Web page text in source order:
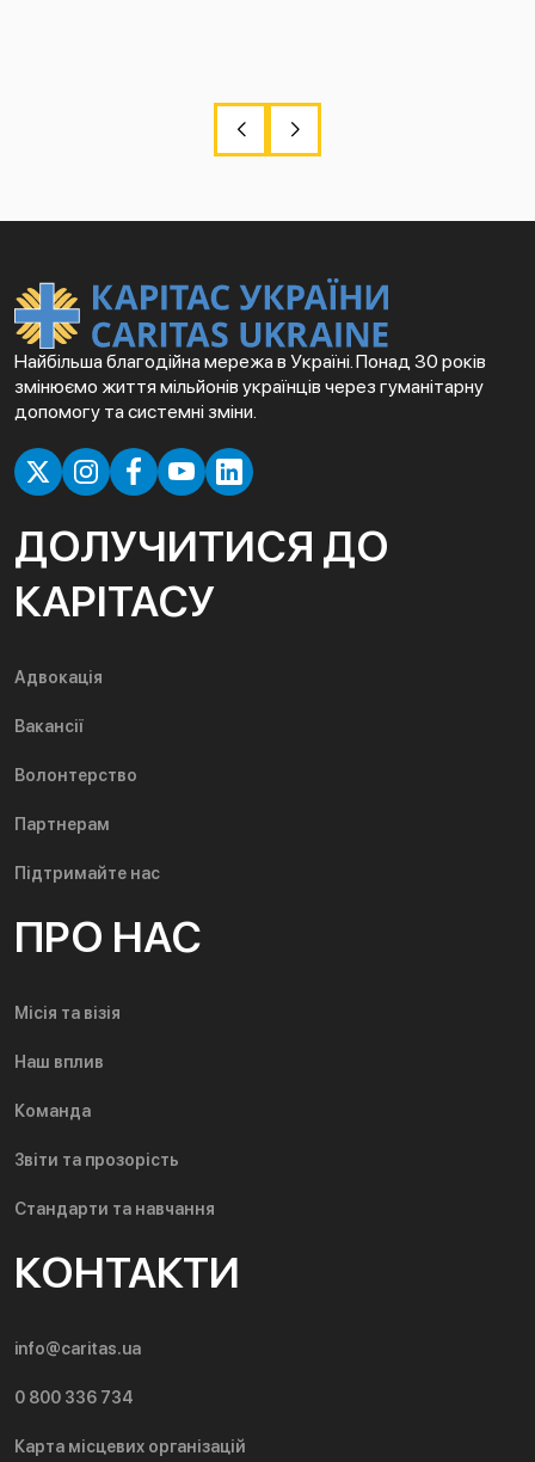
Найбільша благодійна мережа в Україні. Понад 30 років
змінюємо життя мільйонів українців через гуманітарну
допомогу та системні зміни.
ДОЛУЧИТИСЯ ДО
КАРІТАСУ
Адвокація
Вакансії
Волонтерство
Партнерам
Підтримайте нас
ПРО НАС
Місія та візія
Наш вплив
Команда
Звіти та прозорість
Стандарти та навчання
КОНТАКТИ
info@caritas.ua
0 800 336 734
Карта місцевих організацій